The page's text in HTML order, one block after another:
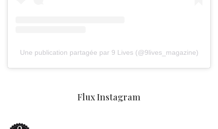
Une publication partagée par 9 Lives (@9lives_magazine)
Flux Instagram